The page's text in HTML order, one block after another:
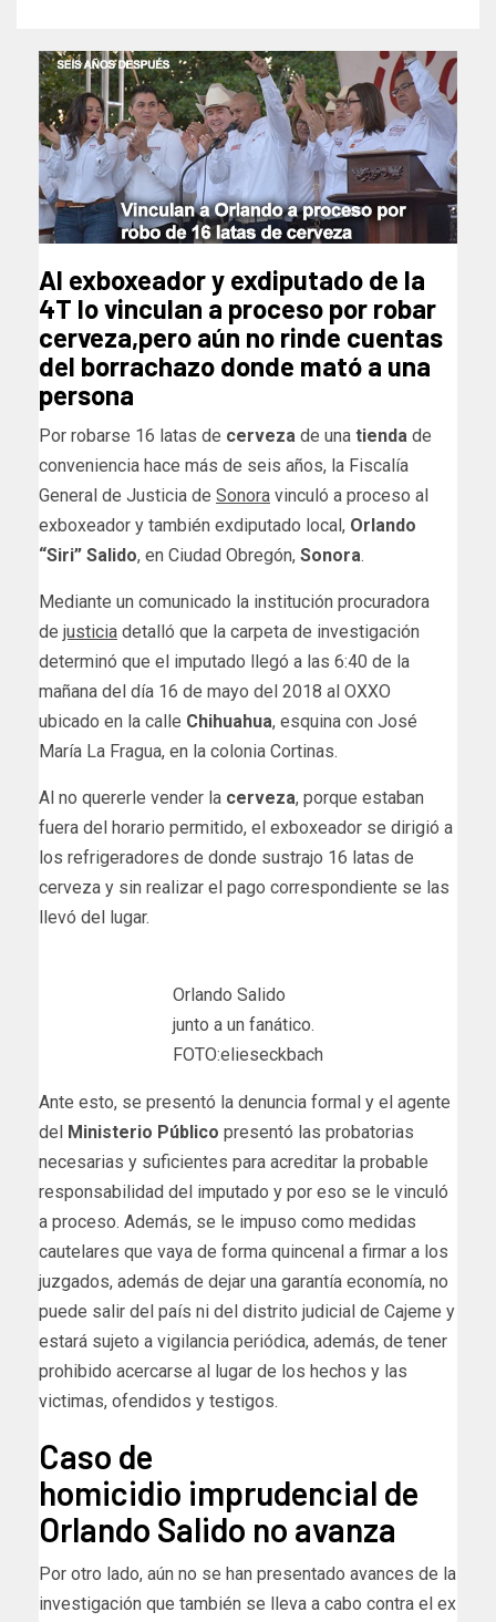
Al exboxeador y exdiputado de la
4T lo vinculan a proceso por robar
cerveza,pero aún no rinde cuentas
del borrachazo donde mató a una
persona
Por robarse 16 latas de cerveza de una tienda de
conveniencia hace más de seis años, la Fiscalía
General de Justicia de Sonora vinculó a proceso al
exboxeador y también exdiputado local, Orlando
“Siri” Salido, en Ciudad Obregón, Sonora.
Mediante un comunicado la institución procuradora
de justicia detalló que la carpeta de investigación
determinó que el imputado llegó a las 6:40 de la
mañana del día 16 de mayo del 2018 al OXXO
ubicado en la calle Chihuahua, esquina con José
María La Fragua, en la colonia Cortinas.
Al no quererle vender la cerveza, porque estaban
fuera del horario permitido, el exboxeador se dirigió a
los refrigeradores de donde sustrajo 16 latas de
cerveza y sin realizar el pago correspondiente se las
llevó del lugar.
Orlando Salido
junto a un fanático.
FOTO:elieseckbach
Ante esto, se presentó la denuncia formal y el agente
del
Ministerio Público presentó las probatorias
necesarias y suficientes para acreditar la probable
responsabilidad del imputado y por eso se le vinculó
a proceso. Además, se le impuso como medidas
cautelares que vaya de forma quincenal a firmar a los
juzgados, además de dejar una garantía economía, no
puede salir del país ni del distrito judicial de Cajeme y
estará sujeto a vigilancia periódica, además, de tener
prohibido acercarse al lugar de los hechos y las
victimas, ofendidos y testigos.
Caso de
homicidio imprudencial de
Orlando Salido no avanza
Por otro lado, aún no se han presentado avances de la
investigación que también se lleva a cabo contra el ex